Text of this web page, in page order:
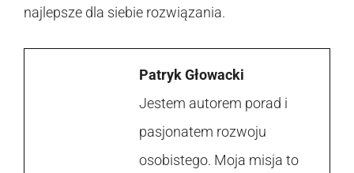
najlepsze dla siebie rozwiązania.
Patryk Głowacki
Jestem autorem porad i
pasjonatem rozwoju
osobistego. Moja misja to